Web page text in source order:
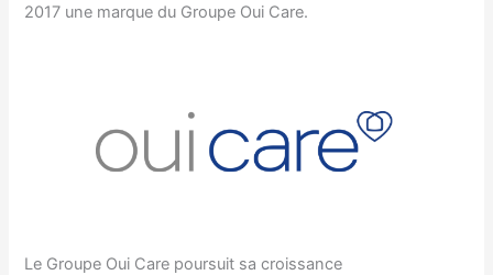
2017 une marque du Groupe Oui Care.
Le Groupe Oui Care poursuit sa croissance